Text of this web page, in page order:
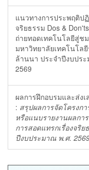
แนวทางการประพฤติป
จริยธรรม Dos &
ถ่ายทอดเทคโนโลยีสู่ช
มหาวิทยาลัยเทคโนโล
ล้านนา ประจำปีงบปร
2569
ผลการฝึกอบรมและส่ง
: สรุปผลการจัดโครงก
หรือแนบรายงานผลกา
การสอดแทรกเรื่องจริย
ปีงบประมาณ พ.ศ.